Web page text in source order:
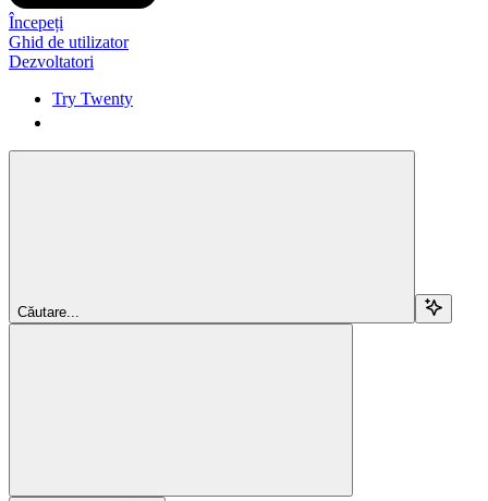
Începeți
Ghid de utilizator
Dezvoltatori
Try Twenty
Căutare...